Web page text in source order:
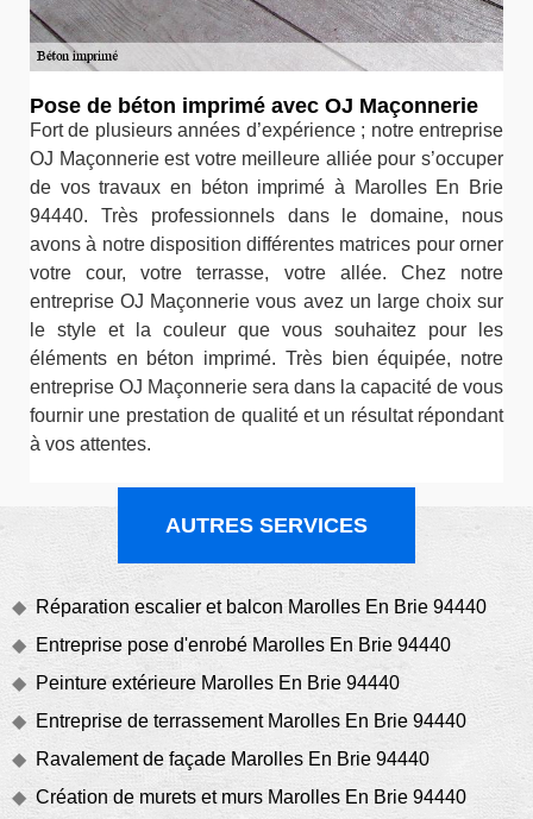
Pose de béton imprimé avec OJ Maçonnerie
Fort de plusieurs années d’expérience ; notre entreprise
OJ Maçonnerie est votre meilleure alliée pour s’occuper
de vos travaux en béton imprimé à Marolles En Brie
94440. Très professionnels dans le domaine, nous
avons à notre disposition différentes matrices pour orner
votre cour, votre terrasse, votre allée. Chez notre
entreprise OJ Maçonnerie vous avez un large choix sur
le style et la couleur que vous souhaitez pour les
éléments en béton imprimé. Très bien équipée, notre
entreprise OJ Maçonnerie sera dans la capacité de vous
fournir une prestation de qualité et un résultat répondant
à vos attentes.
AUTRES SERVICES
Réparation escalier et balcon Marolles En Brie 94440
Entreprise pose d'enrobé Marolles En Brie 94440
Peinture extérieure Marolles En Brie 94440
Entreprise de terrassement Marolles En Brie 94440
Ravalement de façade Marolles En Brie 94440
Création de murets et murs Marolles En Brie 94440